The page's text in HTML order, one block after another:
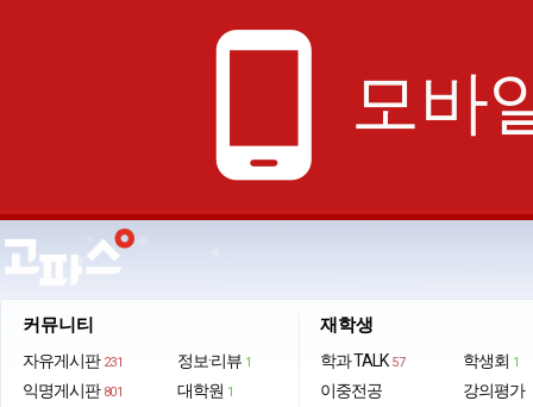
phone_android 모바
커뮤니티
자유게시판 231
익명게시판 801
정보·리뷰 1
대학원 1
재학생
학과 TALK 57
이중전공
학생회 1
강의평가